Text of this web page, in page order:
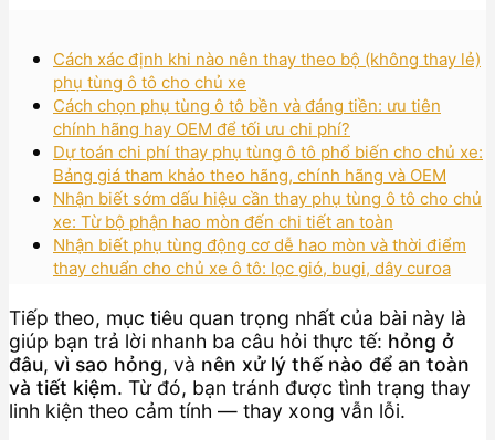
Cách xác định khi nào nên thay theo bộ (không thay lẻ)
phụ tùng ô tô cho chủ xe
Cách chọn phụ tùng ô tô bền và đáng tiền: ưu tiên
chính hãng hay OEM để tối ưu chi phí?
Dự toán chi phí thay phụ tùng ô tô phổ biến cho chủ xe:
Bảng giá tham khảo theo hãng, chính hãng và OEM
Nhận biết sớm dấu hiệu cần thay phụ tùng ô tô cho chủ
xe: Từ bộ phận hao mòn đến chi tiết an toàn
Nhận biết phụ tùng động cơ dễ hao mòn và thời điểm
thay chuẩn cho chủ xe ô tô: lọc gió, bugi, dây curoa
Tiếp theo, mục tiêu quan trọng nhất của bài này là
giúp bạn trả lời nhanh ba câu hỏi thực tế: hỏng ở
đâu, vì sao hỏng, và nên xử lý thế nào để an toàn
và tiết kiệm. Từ đó, bạn tránh được tình trạng thay
linh kiện theo cảm tính — thay xong vẫn lỗi.